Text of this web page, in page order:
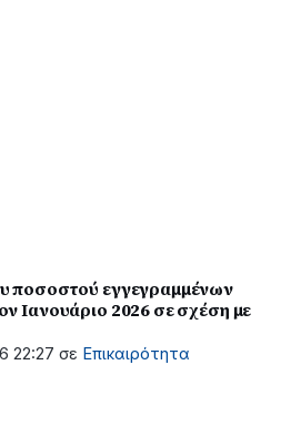
ποσοστού εγγεγραμμένων
Ιανουάριο 2026 σε σχέση με
22:27 σε Επικαιρότητα